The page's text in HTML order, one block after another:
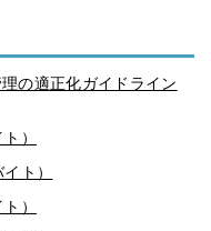
の適正化ガイドライン
）
ト）
）